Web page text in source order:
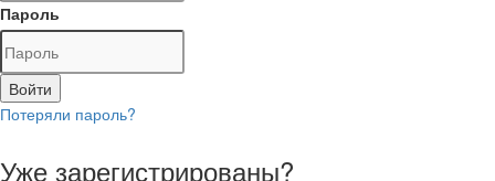
Пароль
Войти
Потеряли пароль?
Уже зарегистрированы?